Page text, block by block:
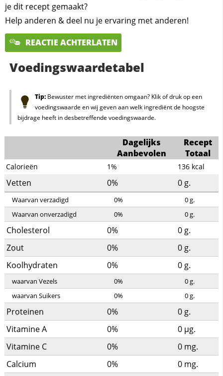
je dit recept gemaakt?
Help anderen & deel nu je ervaring met anderen!
REACTIE ACHTERLATEN
Voedingswaardetabel
Tip:Bewuster met ingrediënten omgaan? Klik of druk op een
voedingswaarde en wij geven aan welk ingrediënt de hoogste
bijdrage heeft in desbetreffende voedingswaarde.
Dagelijks
Aanbevolen
Recept
Totaal
Calorieën 1% 136 kcal
Vetten 0% 0 g.
Waarvan verzadigd 0% 0g.
Waarvan onverzadigd
0% 0g.
Cholesterol 0% 0 g.
Zout
0% 0 g.
Koolhydraten
0% 0 g.
waarvan Vezels 0% 0g.
waarvan Suikers
0% 0g.
Proteinen 0% 0 g.
Vitamine A
0% 0 µg.
Vitamine C
0% 0 mg.
Calcium
0% 0 mg.